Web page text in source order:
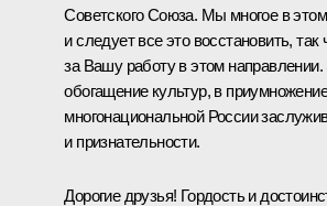
Советского Союза. Мы многое в
и следует все это восстановить,
за Вашу работу в этом
обогащение культур, в
многонациональной России
и признательности.
Дорогие друзья! Гордость и